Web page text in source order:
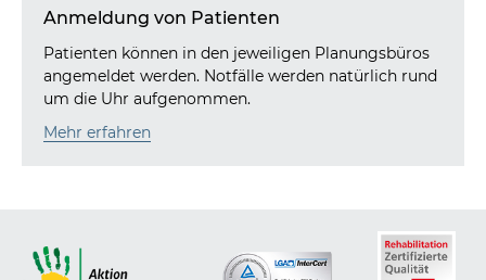
Anmeldung von Patienten
Patienten können in den jeweiligen Planungsbüros
angemeldet werden. Notfälle werden natürlich rund
um die Uhr aufgenommen.
Mehr erfahren